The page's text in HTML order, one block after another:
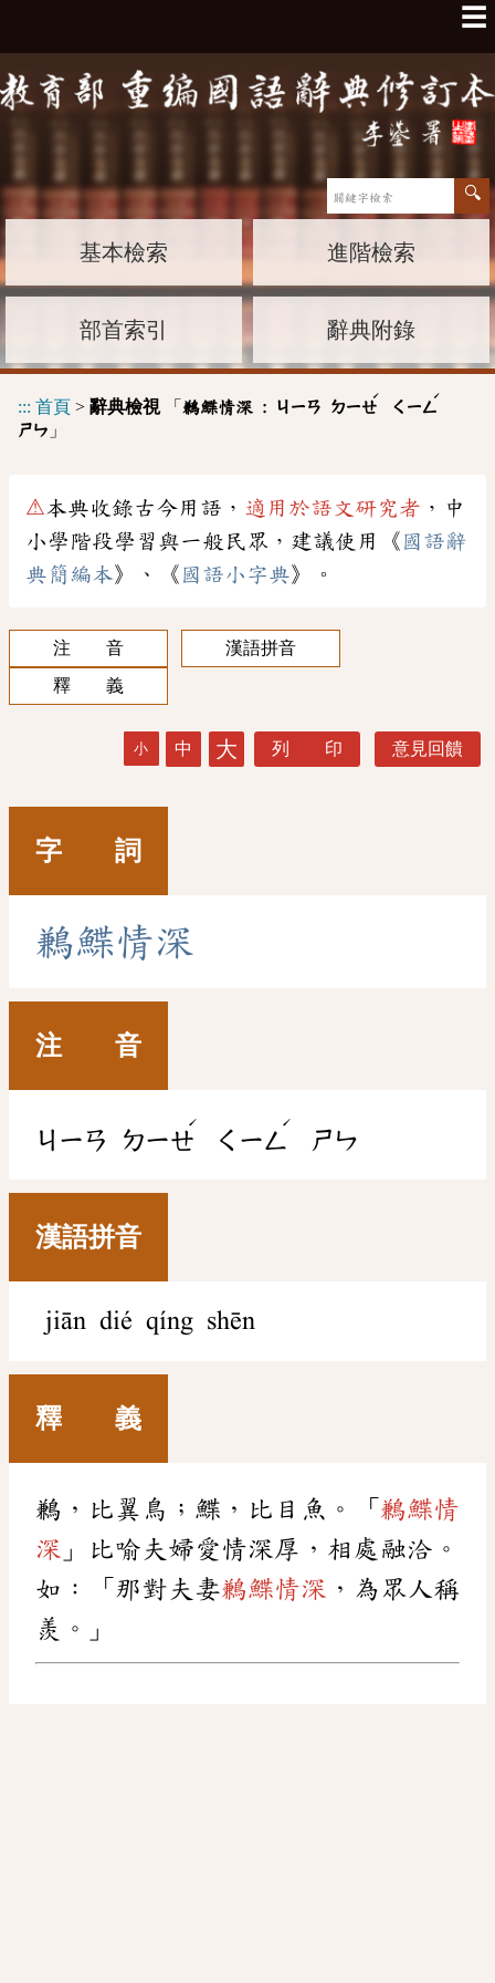
☰
基本檢索 進階檢索
部首索引 辭典附錄
::: 首頁 > 辭典檢視「 鶼鰈情深 : ㄐㄧㄢ ㄉㄧㄝ
ˊ
ㄑㄧㄥ
ˊ
ㄕㄣ 」
⚠本典收錄古今用語， 適用於語文研究者 ，中
小學階段學習與一般民眾，建議使用《 國語辭
典簡編本》、《 國語小字典》。
注 音
漢語拼音
釋 義
小 中 大 列 印 意見回饋
字 詞
鶼鰈情深
注 音
ㄐㄧㄢ ㄉㄧㄝ
ˊ
ㄑㄧㄥ
ˊ
ㄕㄣ
漢語拼音
jiān dié qíng shēn
釋 義
鶼，比翼鳥；鰈，比目魚。「 鶼鰈情
深 」比喻夫婦愛情深厚，相處融洽。
如：「那對夫妻鶼鰈情深 ，為眾人稱
羨。」